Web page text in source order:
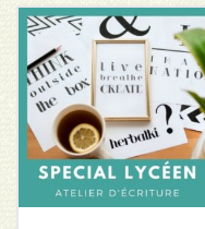
choisir ce qui est à dire,
discerner pour mieux
écrire, tenir compte de
l’environnement familial,
professionnel, etc. Le
stage permet de
différencier journal intime
et autobiographie. Il donne
des éléments pour
préciser votre projet,
trouver le ton de l’écriture
et bâtir une ébauche.